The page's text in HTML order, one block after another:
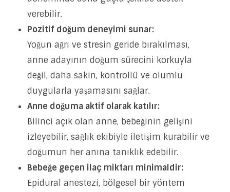
verebilir.
Pozitif doğum deneyimi sunar:
Yoğun ağrı ve stresin geride bırakılması,
anne adayının doğum sürecini korkuyla
değil, daha sakin, kontrollü ve olumlu
duygularla yaşamasını sağlar.
Anne doğuma aktif olarak katılır:
Bilinci açık olan anne, bebeğinin gelişini
izleyebilir, sağlık ekibiyle iletişim kurabilir ve
doğumun her anına tanıklık edebilir.
Bebeğe geçen ilaç miktarı minimaldir:
Epidural anestezi, bölgesel bir yöntem